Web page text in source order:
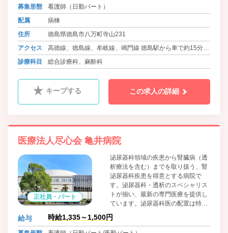
師が行っており、入院中の患者さん
えています。
募集形態
看護師（日勤パート）
配属
病棟
住所
徳島県徳島市八万町寺山231
アクセス
高徳線、徳島線、牟岐線、鳴門線 徳島駅から車で約15分
牟岐線 文化の森駅 徒歩30分
診療科目 総合診療科、麻酔科
キープする この求人の詳細
医療法人尽心会 亀井病院
正社員・パート
泌尿器科領域の疾患から腎臓病（透
析療法を含む）までを取り扱う、腎
泌尿器科疾患を得意とする病院で
す。泌尿器科・透析のスペシャリス
トが揃い、最新の専門医療を提供し
ています。泌尿器科医の配置は特に
厚く、腎泌尿器疾患専門病院ならで
はの「医療の質」を担保していま
す。 また、毎日の当直は泌尿器科医
給与 時給1,335～1,500円